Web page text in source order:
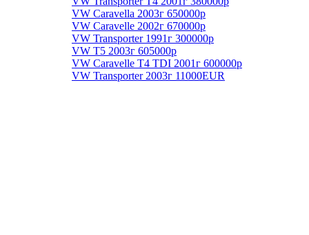
VW Caravella 2003г 650000р
VW Caravelle 2002г 670000р
VW Transporter 1991г 300000р
VW T5 2003г 605000р
VW Caravelle T4 TDI 2001г 600000р
VW Transporter 2003г 11000EUR